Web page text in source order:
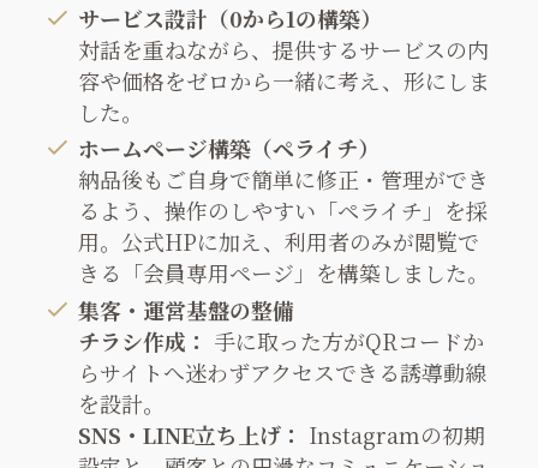
サービス設計（0から1の構築）
対話を重ねながら、提供するサービスの内
容や価格をゼロから一緒に考え、形にしま
した。
ホームページ構築（ペライチ）
納品後もご自身で簡単に修正・管理ができ
るよう、操作のしやすい「ペライチ」を採
用。公式HPに加え、利用者のみが閲覧で
きる「会員専用ページ」を構築しました。
集客・運営基盤の整備
チラシ作成： 手に取った方がQRコードか
らサイトへ迷わずアクセスできる誘導動線
を設計。
SNS・LINE立ち上げ： Instagramの初期